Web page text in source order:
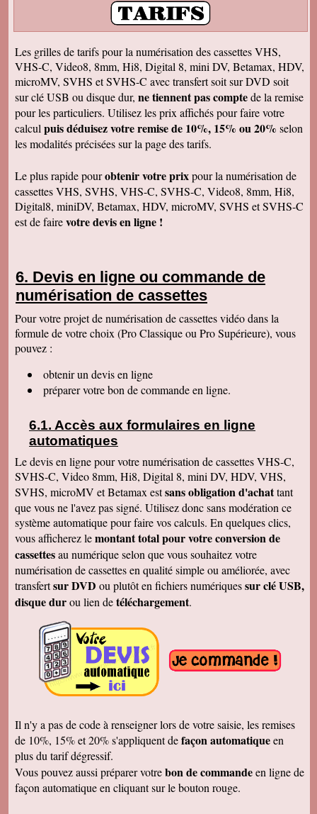
Le colis est effectivement arrivé le 24, la veille
de Noël, c'était parfait. Elle est très contente de
pouvoir passer à nouveau un moment avec ses
Encore merci pour votre efficacité. Je vous ferai
de la pub si l'occasion se présente ! Je vous
souhaite une bonne année avec beaucoup de
vidéos à transposer. Bien cordialement,
Séverine L
J'ai reçu le colis . Merci ça a l'air impeccable !
Bonnes fêtes et à très bientôt pour d'autres
travaux.
Fantastique. Encore merci. Je vous remercie
beaucoup de la rapidité avec laquelle vous avez
traité ma commande.
Anaïs H
J'ai bien reçu le colis. Merci pour votre travail.
Merci.
Bernard D
Hervé L
J'ai bien reçu le colis. Après visonnage de
Christophe M.
Nous avons bien reçu les K7 et le disque dur.
Nous sommes ravis et très émus de revoir tout
ce passé, ces images de nos filles petites, il y
a plus de 20 ans, et de notre mariage... Merci
infiniment. Bien cordialement PS / je ne
manquerai pas de recommander votre
entreprise.
J'ai bien reçu la K7 et les DVD, c'est parfait.
Merci
Cécile B.
J'ai bien reçu le DVD et le son est parfait. Je
vous remercie de vos efforts. Bien cordialement
Bernard D.
Bien reçu votre COLIS - Travail fénoménal que
j'ai eu peur d'entreprendre !!!!!!!!!!!!! Le disque
DUR et les CD/DVD fonctionnement
parfaitement ........ Je vais entreprendre
pour........ NOEL 3 copies. pour mes 3 enfants
de 1980 à ce jour . MERCI MERCI MERCI Je
vais communiquer vos coordonnées à mon
entourage...
Véronique F.
Marc T.
J'ai reçu le DVD hier. Merci beaucoup, j'aurai
d'autres bandes à vous envoyer dont du super8.
Cordialement
François L.
Les grilles de tarifs pour la numérisation des cassettes VHS,
VHS-C, Video8, 8mm, Hi8, Digital 8, mini DV, Betamax, HDV,
microMV, SVHS et SVHS-C avec transfert soit sur DVD soit
sur clé USB ou disque dur, ne tiennent pas comptede la remise
pour les particuliers. Utilisez les prix affichés pour faire votre
calcul puis déduisez votre remise de 10%, 15% ou 20% selon
les modalités précisées sur la page des tarifs.
Le plus rapide pourobtenir votre prixpour la numérisation de
cassettes VHS, SVHS, VHS-C, SVHS-C, Video8, 8mm, Hi8,
Digital8, miniDV, Betamax, HDV, microMV, SVHS et SVHS-C
est de fairevotre devis en ligne !
Devis en ligne ou commande de
numérisation de cassettes
Pour votre projet de numérisation de cassettes vidéo dans la
formule de votre choix (Pro Classique ou Pro Supérieure), vous
pouvez :
obtenir un devis en ligne
préparer votre bon de commande en ligne.
Accès aux formulaires en ligne
automatiques
Le devis en ligne pour votre numérisation de cassettes VHS-C,
SVHS-C, Video 8mm, Hi8, Digital 8, mini DV, HDV, VHS,
SVHS, microMV et Betamax estsans obligation d'achattant
que vous ne l'avez pas signé. Utilisez donc sans modération ce
système automatique pour faire vos calculs. En quelques clics,
vous afficherez lemontant total pour votre conversion de
cassettesau numérique selon que vous souhaitez votre
numérisation de cassettes en qualité simple ou améliorée, avec
transfertsur DVD ou plutôt en fichiers numériquessur clé USB,
disque durou lien detéléchargement.
Il n'y a pas de code à renseigner lors de votre saisie, les remises
de 10%, 15% et 20% s'appliquent defaçon automatiqueen
plus du tarif dégressif.
Vous pouvez aussi préparer votrebon de commandeen ligne de
façon automatique en cliquant sur le bouton rouge.